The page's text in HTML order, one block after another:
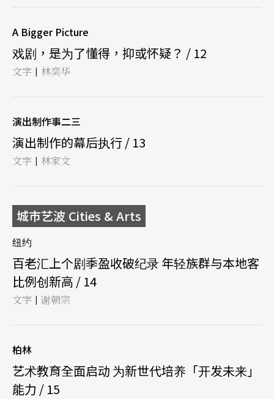
A Bigger Picture
戏剧，是为了懂得，抑或怀疑？ / 12
文字 | 林奕华
演出制作事二三
演出制作的幕后执行 / 13
文字 | 林家文
城市艺波 Cities & Arts
纽约
百老汇上个剧季盈收破纪录 年轻族群与本地客
比例创新高 / 14
文字 | 谢朝宗
柏林
艺术教育全面启动 为新世代培养「开发未来」
能力 / 15